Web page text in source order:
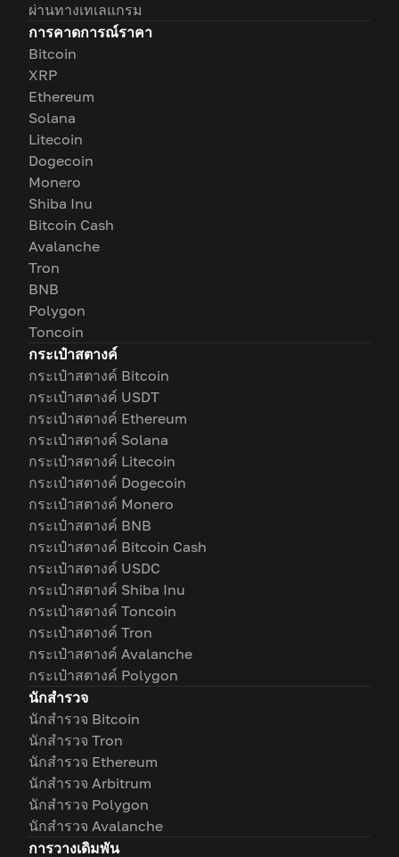
ผ่านทางเทเลแกรม
การคาดการณ์ราคา
Bitcoin
XRP
Ethereum
Solana
Litecoin
Dogecoin
Monero
Shiba Inu
Bitcoin Cash
Avalanche
Tron
BNB
Polygon
Toncoin
กระเป๋าสตางค์
กระเป๋าสตางค์ Bitcoin
กระเป๋าสตางค์ USDT
กระเป๋าสตางค์ Ethereum
กระเป๋าสตางค์ Solana
กระเป๋าสตางค์ Litecoin
กระเป๋าสตางค์ Dogecoin
กระเป๋าสตางค์ Monero
กระเป๋าสตางค์ BNB
กระเป๋าสตางค์ Bitcoin Cash
กระเป๋าสตางค์ USDC
กระเป๋าสตางค์ Shiba Inu
กระเป๋าสตางค์ Toncoin
กระเป๋าสตางค์ Tron
กระเป๋าสตางค์ Avalanche
กระเป๋าสตางค์ Polygon
นักสำรวจ
นักสำรวจ Bitcoin
นักสำรวจ Tron
นักสำรวจ Ethereum
นักสำรวจ Arbitrum
นักสำรวจ Polygon
นักสำรวจ Avalanche
การวางเดิมพัน